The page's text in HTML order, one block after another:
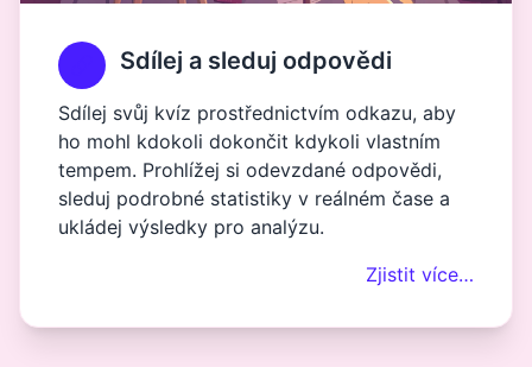
Sdílej a sleduj odpovědi
Sdílej svůj kvíz prostřednictvím odkazu, aby
ho mohl kdokoli dokončit kdykoli vlastním
tempem. Prohlížej si odevzdané odpovědi,
sleduj podrobné statistiky v reálném čase a
ukládej výsledky pro analýzu.
Zjistit více…